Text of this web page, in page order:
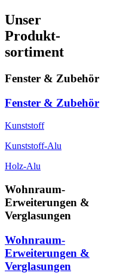
Unser
Produkt-
sortiment
Fenster & Zubehör
Fenster & Zubehör
Kunststoff
Kunststoff-Alu
Holz-Alu
Wohnraum-
Erweiterungen &
Verglasungen
Wohnraum-
Erweiterungen &
Verglasungen